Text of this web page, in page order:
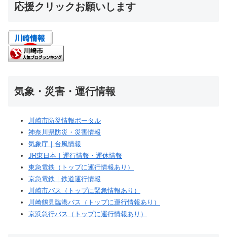
応援クリックお願いします
気象・災害・運行情報
川崎市防災情報ポータル
神奈川県防災・災害情報
気象庁｜台風情報
JR東日本｜運行情報・運休情報
東急電鉄（トップに運行情報あり）
京急電鉄｜鉄道運行情報
川崎市バス（トップに緊急情報あり）
川崎鶴見臨港バス（トップに運行情報あり）
京浜急行バス（トップに運行情報あり）